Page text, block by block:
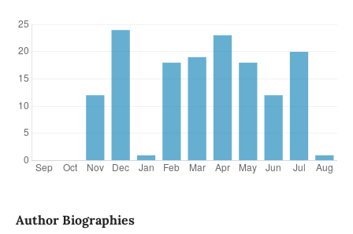
Author Biographies